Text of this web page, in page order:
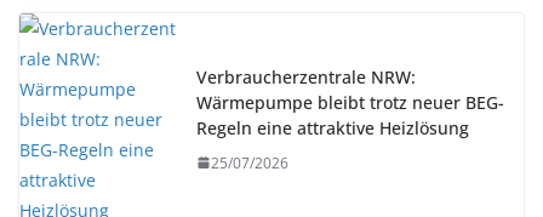
Verbraucherzentrale NRW:
Wärmepumpe bleibt trotz neuer BEG-
Regeln eine attraktive Heizlösung
25/07/2026